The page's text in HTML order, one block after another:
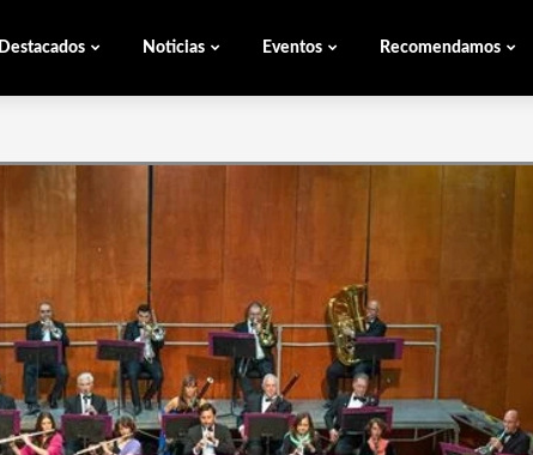
Destacados Noticias Eventos Recomendamos